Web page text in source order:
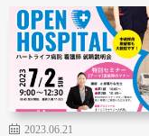
2023.06.21